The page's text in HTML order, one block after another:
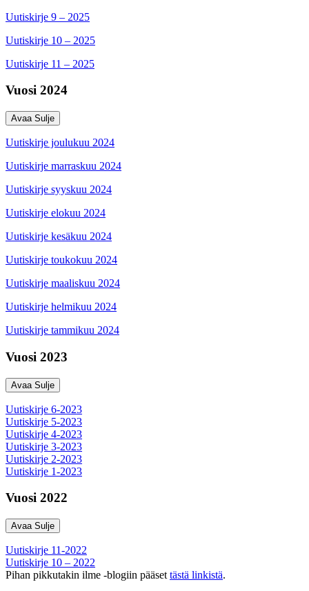
Uutiskirje 9 – 2025
Uutiskirje 10 – 2025
Uutiskirje 11 – 2025
Vuosi 2024
Avaa Sulje
Uutiskirje joulukuu 2024
Uutiskirje marraskuu 2024
Uutiskirje syyskuu 2024
Uutiskirje elokuu 2024
Uutiskirje kesäkuu 2024
Uutiskirje toukokuu 2024
Uutiskirje maaliskuu 2024
Uutiskirje helmikuu 2024
Uutiskirje tammikuu 2024
Vuosi 2023
Avaa Sulje
Uutiskirje 6-2023
Uutiskirje 5-2023
Uutiskirje 4-2023
Uutiskirje 3-2023
Uutiskirje 2-2023
Uutiskirje 1-2023
Vuosi 2022
Avaa Sulje
Uutiskirje 11-2022
Uutiskirje 10 – 2022
Pihan pikkutakin ilme -blogiin pääset tästä linkistä.